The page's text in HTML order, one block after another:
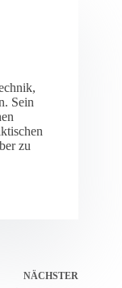
Sein
zu
NÄCHSTER